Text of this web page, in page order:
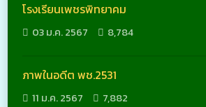
โรงเรียนเพชรพิทยาคม
03 ม.ค. 2567 8,784
ภาพในอดีต พช.2531
11 ม.ค. 2567 7,882